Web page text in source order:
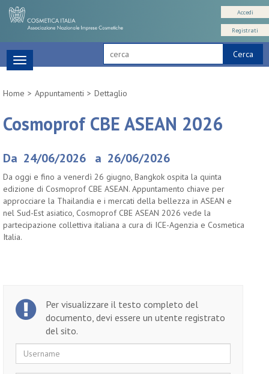
Cerca
Accedi
Registrati
Toggle
navigation
Home
Appuntamenti Dettaglio
Cosmoprof CBE ASEAN 2026
Da 24/06/2026 a 26/06/2026
Da oggi e fino a venerdì 26 giugno, Bangkok ospita la quinta
edizione di Cosmoprof CBE ASEAN. Appuntamento chiave per
approcciare la Thailandia e i mercati della bellezza in ASEAN e
nel Sud-Est asiatico, Cosmoprof CBE ASEAN 2026 vede la
partecipazione collettiva italiana a cura di ICE-Agenzia e Cosmetica
Italia.
Per visualizzare il testo completo del
documento, devi essere un utente registrato
del sito.
Username